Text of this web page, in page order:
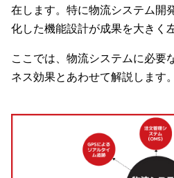
在します。特に物流システム開
化した機能設計が成果を大きく
ここでは、物流システムに必要
ネス効果とあわせて解説します。